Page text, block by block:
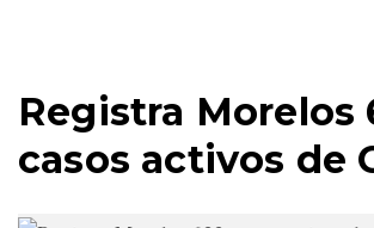
Registra Morelos
casos activos de